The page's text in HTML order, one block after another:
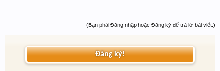
(Bạn phải Đăng nhập hoặc Đăng ký để trả lời bài viết.)
Đăng ký!